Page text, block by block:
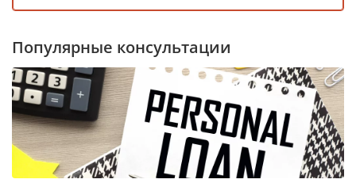
Популярные консультации